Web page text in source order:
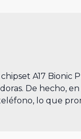
A17 Bionic
De hecho,
lo que